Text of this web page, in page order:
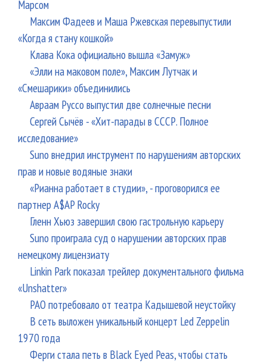
Марсом
Максим Фадеев и Маша Ржевская перевыпустили
«Когда я стану кошкой»
Клава Кока официально вышла «Замуж»
«Элли на маковом поле», Максим Лутчак и
«Смешарики» объединились
Авраам Руссо выпустил две солнечные песни
Сергей Сычёв - «Хит-парады в СССР. Полное
исследование»
Suno внедрил инструмент по нарушениям авторских
прав и новые водяные знаки
«Рианна работает в студии», - проговорился ее
партнер A$AP Rocky
Гленн Хьюз завершил свою гастрольную карьеру
Suno проиграла суд о нарушении авторских прав
немецкому лицензиату
Linkin Park показал трейлер документального фильма
«Unshatter»
РАО потребовало от театра Кадышевой неустойку
В сеть выложен уникальный концерт Led Zeppelin
1970 года
Ферги стала петь в Black Eyed Peas, чтобы стать